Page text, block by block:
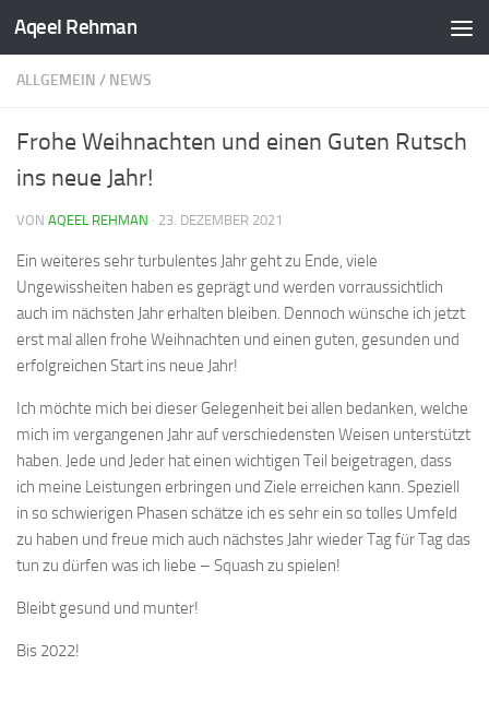
Aqeel Rehman
ALLGEMEIN / NEWS
Frohe Weihnachten und einen Guten Rutsch
ins neue Jahr!
VON AQEEL REHMAN · 23. DEZEMBER 2021
Ein weiteres sehr turbulentes Jahr geht zu Ende, viele
Ungewissheiten haben es geprägt und werden vorraussichtlich
auch im nächsten Jahr erhalten bleiben. Dennoch wünsche ich jetzt
erst mal allen frohe Weihnachten und einen guten, gesunden und
erfolgreichen Start ins neue Jahr!
Ich möchte mich bei dieser Gelegenheit bei allen bedanken, welche
mich im vergangenen Jahr auf verschiedensten Weisen unterstützt
haben. Jede und Jeder hat einen wichtigen Teil beigetragen, dass
ich meine Leistungen erbringen und Ziele erreichen kann. Speziell
in so schwierigen Phasen schätze ich es sehr ein so tolles Umfeld
zu haben und freue mich auch nächstes Jahr wieder Tag für Tag das
tun zu dürfen was ich liebe – Squash zu spielen!
Bleibt gesund und munter!
Bis 2022!